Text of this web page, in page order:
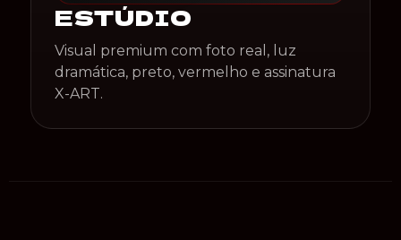
ESTÚDIO
Visual premium com foto real, luz
dramática, preto, vermelho e assinatura
X-ART.